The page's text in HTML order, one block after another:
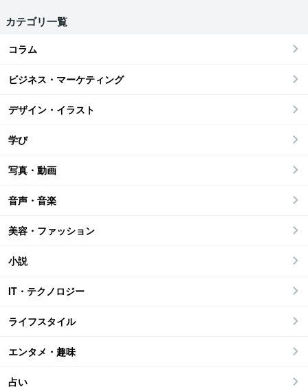
カテゴリ一覧
コラム
ビジネス・マーケティング
デザイン・イラスト
学び
写真・動画
音声・音楽
美容・ファッション
小説
IT・テクノロジー
ライフスタイル
エンタメ・趣味
占い